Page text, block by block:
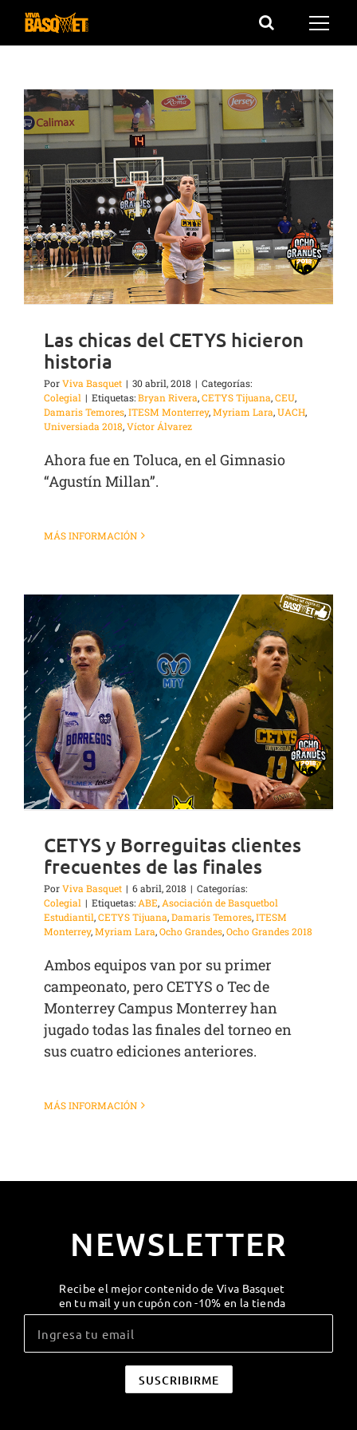
Saltar
Las chicas del CETYS hicieron
historia
PorViva Basquet | 30 abril, 2018 | Categorías:
Colegial | Etiquetas:Bryan Rivera,CETYS Tijuana,CEU,
Damaris Temores,ITESM Monterrey,Myriam Lara,UACH,
Universiada 2018,Víctor Álvarez
Ahora fue en Toluca, en el Gimnasio
“Agustín Millan”.
MÁS INFORMACIÓN
CETYS y Borreguitas clientes
frecuentes de las finales
PorViva Basquet | 6 abril, 2018 | Categorías:
Colegial | Etiquetas:ABE,Asociación de Basquetbol
Estudiantil,CETYS Tijuana,Damaris Temores,ITESM
Monterrey,Myriam Lara,Ocho Grandes,Ocho Grandes 2018
Ambos equipos van por su primer
campeonato, pero CETYS o Tec de
Monterrey Campus Monterrey han
jugado todas las finales del torneo en
sus cuatro ediciones anteriores.
MÁS INFORMACIÓN
NEWSLETTER
Recibe el mejor contenido de Viva Basquet
en tu mail y un cupón con -10% en la tienda